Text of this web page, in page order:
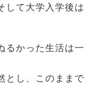
して大学入学後は
るかった生活は一
とし、このままで